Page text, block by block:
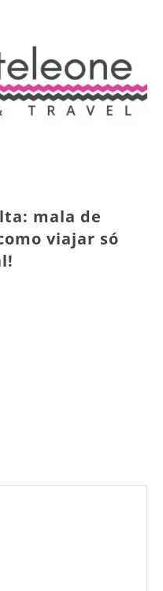
mala de
viajar só